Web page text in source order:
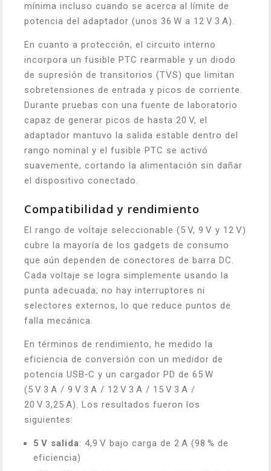
mínima incluso cuando se acerca al límite de
potencia del adaptador (unos 36 W a 12 V 3 A).
En cuanto a protección, el circuito interno
incorpora un fusible PTC rearmable y un diodo
de supresión de transitorios (TVS) que limitan
sobretensiones de entrada y picos de corriente.
Durante pruebas con una fuente de laboratorio
capaz de generar picos de hasta 20 V, el
adaptador mantuvo la salida estable dentro del
rango nominal y el fusible PTC se activó
suavemente, cortando la alimentación sin dañar
el dispositivo conectado.
Compatibilidad y rendimiento
El rango de voltaje seleccionable (5 V, 9 V y 12 V)
cubre la mayoría de los gadgets de consumo
que aún dependen de conectores de barra DC.
Cada voltaje se logra simplemente usando la
punta adecuada; no hay interruptores ni
selectores externos, lo que reduce puntos de
falla mecánica.
En términos de rendimiento, he medido la
eficiencia de conversión con un medidor de
potencia USB‑C y un cargador PD de 65 W
(5 V 3 A / 9 V 3 A / 12 V 3 A / 15 V 3 A /
20 V 3,25 A). Los resultados fueron los
siguientes:
5 V salida: 4,9 V bajo carga de 2 A (98 % de
eficiencia)